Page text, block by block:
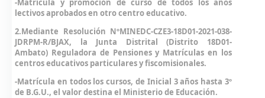
-Matrícula y promoción de curso de todos los años
lectivos aprobados en otro centro educativo.
2.Mediante Resolución NºMINEDC-CZE3-18D01-2021-038-
JDRPM-R/BJAX, la Junta Distrital (Distrito 18D01-
Ambato) Reguladora de Pensiones y Matrículas en los
centros educativos particulares y fiscomisionales.
-Matrícula en todos los cursos, de Inicial 3 años hasta 3º
de B.G.U., el valor destina el Ministerio de Educación.